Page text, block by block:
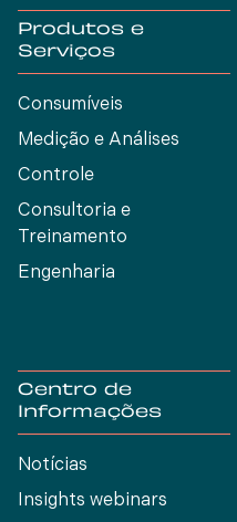
Produtos e
Serviços
Consumíveis
Medição e Análises
Controle
Consultoria e
Treinamento
Engenharia
Centro de
Informações
Notícias
Insights webinars